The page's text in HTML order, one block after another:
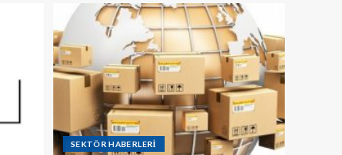
SEKTÖR HABERLERİ